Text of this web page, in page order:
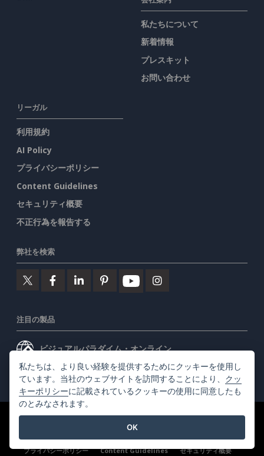
私たちについて
新着情報
プレスキット
お問い合わせ
リーガル
利用規約
AI Policy
プライバシーポリシー
Content Guidelines
セキュリティ概要
不正行為を報告する
弊社を検索
注目の製品
ビジュアルパラダイム・オンライン
ビジュアルパラダイムデスクトップ
©2026 by Visual Paradigm. 全ての権利を有する
プライバシーポリシー
Content Guidelines セキュリティ概要
私たちは、より良い経験を提供するためにクッキーを使用し
ています。当社のウェブサイトを訪問することにより、 クッ
キーポリシーに記載されているクッキーの使用に同意したも
のとみなされます。
OK